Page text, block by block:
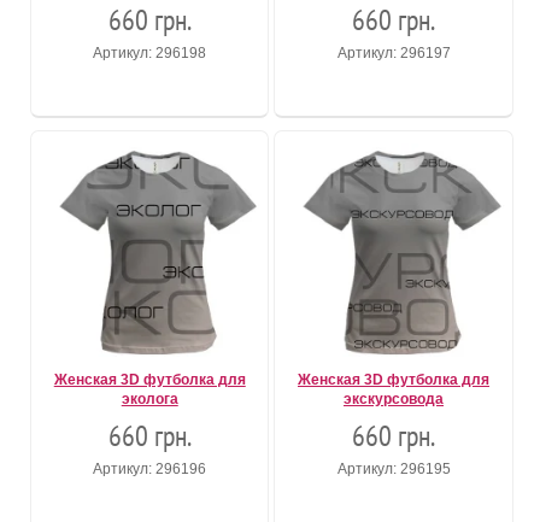
660 грн.
Артикул: 296198
660 грн.
Артикул: 296197
Женская 3D футболка для
эколога
660 грн.
Артикул: 296196
Женская 3D футболка для
экскурсовода
660 грн.
Артикул: 296195